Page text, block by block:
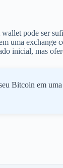
pode ser
uma
inicial, mas
Bitcoin em